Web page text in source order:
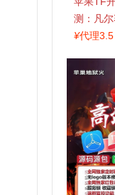
测：凡
¥代理3.5